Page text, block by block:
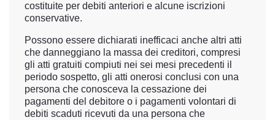
costituite per debiti anteriori e alcune iscrizioni
conservative.
Possono essere dichiarati inefficaci anche altri atti
che danneggiano la massa dei creditori, compresi
gli atti gratuiti compiuti nei sei mesi precedenti il
periodo sospetto, gli atti onerosi conclusi con una
persona che conosceva la cessazione dei
pagamenti del debitore o i pagamenti volontari di
debiti scaduti ricevuti da una persona che